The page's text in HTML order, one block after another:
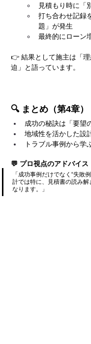
見積もり時に「
打ち合わせ記録
題」が発生
最終的にローン
👉 結果として施主は「
迫」と語っています。
🔍 まとめ（第4章）
成功の秘訣は「要望
地域性を活かした設
トラブル事例から学
💬 プロ視点のアドバイス
「成功事例だけでなく“失敗
計では特に、見積書の読み
なります。」